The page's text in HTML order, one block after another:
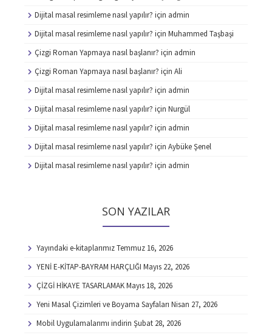
Dijital masal resimleme nasıl yapılır? için admin
Dijital masal resimleme nasıl yapılır? için Muhammed Taşbaşi
Çizgi Roman Yapmaya nasıl başlanır? için admin
Çizgi Roman Yapmaya nasıl başlanır? için Ali
Dijital masal resimleme nasıl yapılır? için admin
Dijital masal resimleme nasıl yapılır? için Nurgül
Dijital masal resimleme nasıl yapılır? için admin
Dijital masal resimleme nasıl yapılır? için Aybüke Şenel
Dijital masal resimleme nasıl yapılır? için admin
SON YAZILAR
Yayındaki e-kitaplarımızTemmuz 16, 2026
YENİ E-KİTAP-BAYRAM HARÇLIĞI Mayıs 22, 2026
ÇİZGİ HİKAYE TASARLAMAKMayıs 18, 2026
Yeni Masal Çizimleri ve Boyama Sayfaları Nisan 27, 2026
Mobil Uygulamalarımı indirin Şubat 28, 2026